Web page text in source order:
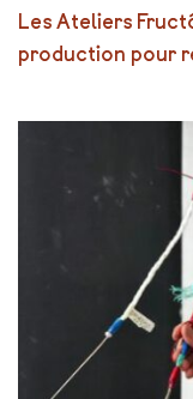
Les Ateliers
production pour